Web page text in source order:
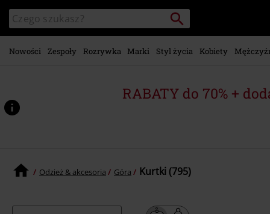
głównej
zawartości
Wyszukaj
katalog
Szukaj
Nowości Zespoły Rozrywka Marki Styl życia Kobiety
RABATY do 70% +
Odzież & akcesoria Góra Kurtki (795)